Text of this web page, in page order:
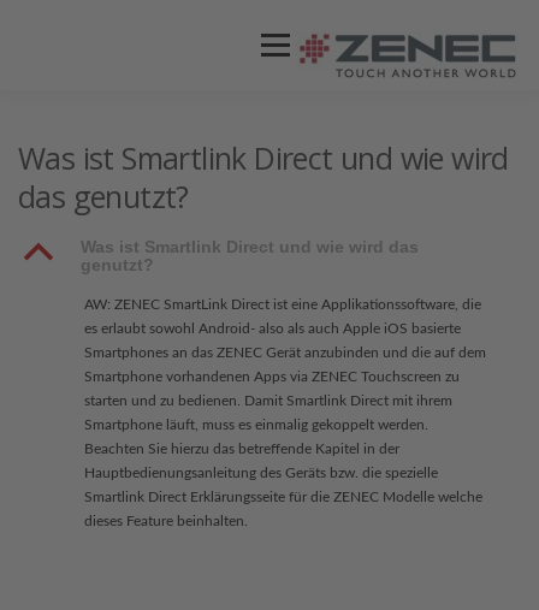
Menü
Was ist Smartlink Direct und wie wird
das genutzt?
B
Was ist Smartlink Direct und wie wird das
genutzt?
AW: ZENEC SmartLink Direct ist eine Applikationssoftware, die
es erlaubt sowohl Android- also als auch Apple iOS basierte
Smartphones an das ZENEC Gerät anzubinden und die auf dem
Smartphone vorhandenen Apps via ZENEC Touchscreen zu
starten und zu bedienen. Damit Smartlink Direct mit ihrem
Smartphone läuft, muss es einmalig gekoppelt werden.
Beachten Sie hierzu das betreffende Kapitel in der
Hauptbedienungsanleitung des Geräts bzw. die spezielle
Smartlink Direct Erklärungsseite für die ZENEC Modelle welche
dieses Feature beinhalten.